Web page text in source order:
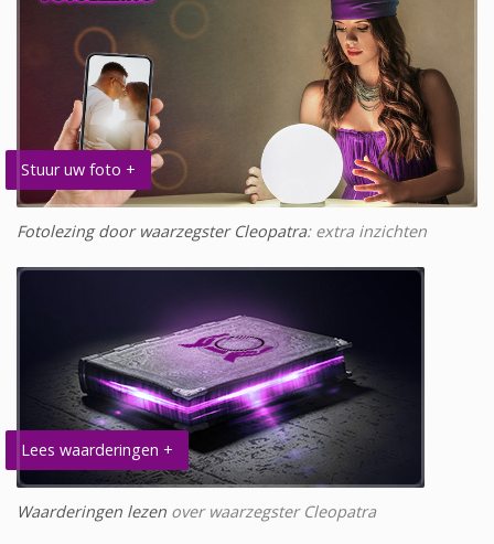
Stuur uw foto +
Fotolezing door waarzegster Cleopatra: extra inzichten
Lees waarderingen +
Waarderingen lezen over waarzegster Cleopatra